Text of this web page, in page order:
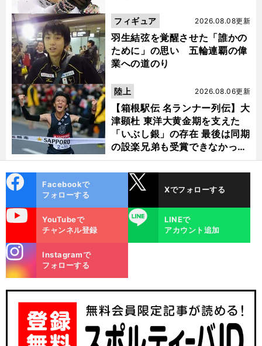
羽生結弦を覚醒させた「誰かの
ために」の思い 五輪連覇の偉
業への道のり
2026.08.08更新
フィギュア
【箱根駅伝 名ランナー列伝】大
津顕杜 東洋大黄金期を支えた
「いぶし銀」の存在 最後は同期
の設楽兄弟も受賞できなかった
金栗杯に輝く
2026.08.06更新
陸上
ok
Facebookで
フォローする
Xでフォローする
YouTubeで
チャンネル登録
LINE
LINEで
アカウント追加
m
Instagramで
フォローする